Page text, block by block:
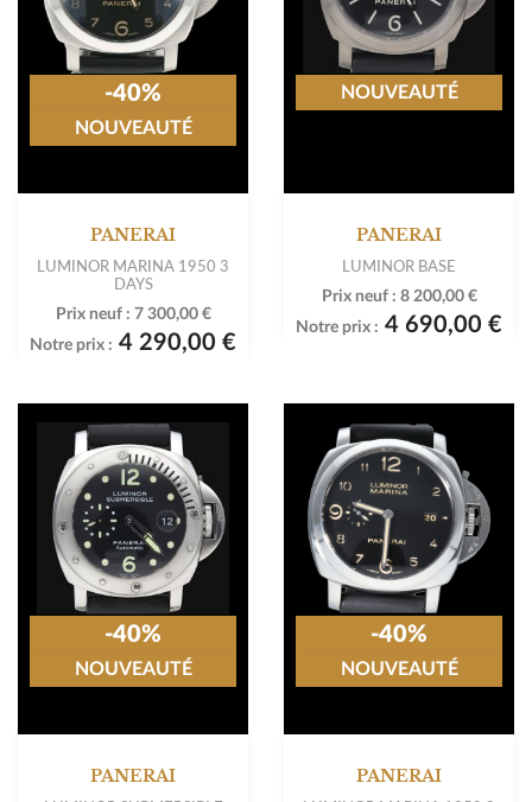
PANERAI
LUMINOR MARINA 1950 3
DAYS
Prix neuf : 7 300,00 €
Notre prix : 4 290,00 €
-40%
NOUVEAUTÉ
PANERAI
LUMINOR BASE
Prix neuf : 8 200,00 €
Notre prix : 4 690,00 €
NOUVEAUTÉ
PANERAI
-40%
NOUVEAUTÉ
PANERAI
-40%
NOUVEAUTÉ